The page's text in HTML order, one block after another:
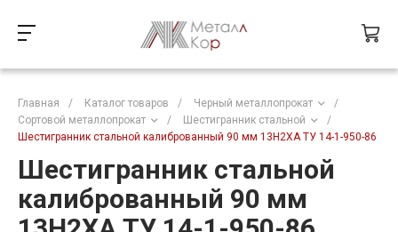
Главная / Каталог товаров / Черный металлопрокат
/
Сортовой металлопрокат
/ Шестигранник стальной
/
Шестигранник стальной калиброванный 90 мм 13Н2ХА ТУ 14-1-950-86
Шестигранник стальной
калиброванный 90 мм